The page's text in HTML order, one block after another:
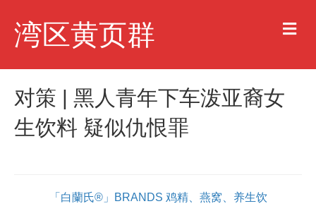
湾区黄页群 M
e
u
对策 | 黑人青年下车泼亚裔女
生饮料 疑似仇恨罪
「白蘭氏®」BRANDS 鸡精、燕窝、养生饮